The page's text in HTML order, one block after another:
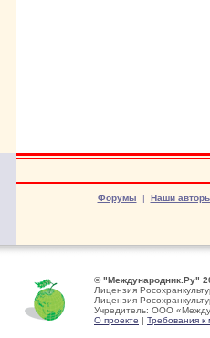
Форумы | Наши
© "Международник.Ру"
Лицензия
Лицензия
Учредитель: ООО
О проекте | Требования